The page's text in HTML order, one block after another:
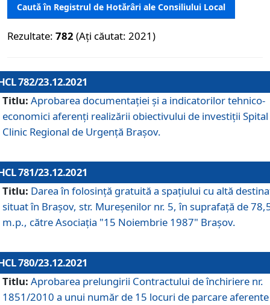
Caută în Registrul de Hotărâri ale Consiliului Local
Rezultate: 782 (Ați căutat: 2021)
782/23.12.2021
Titlu: Aprobarea documentației și a indicatorilor tehnico-
economici aferenți realizării obiectivului de investiții Spital
Clinic Regional de Urgență Brașov.
781/23.12.2021
Titlu: Darea în folosinţă gratuită a spaţiului cu altă
situat în Braşov, str. Mureşenilor nr. 5, în suprafaţă de
m.p., către Asociaţia "15 Noiembrie 1987" Braşov.
780/23.12.2021
Titlu: Aprobarea prelungirii Contractului de închiriere nr.
1851/2010 a unui număr de 15 locuri de parcare aferente